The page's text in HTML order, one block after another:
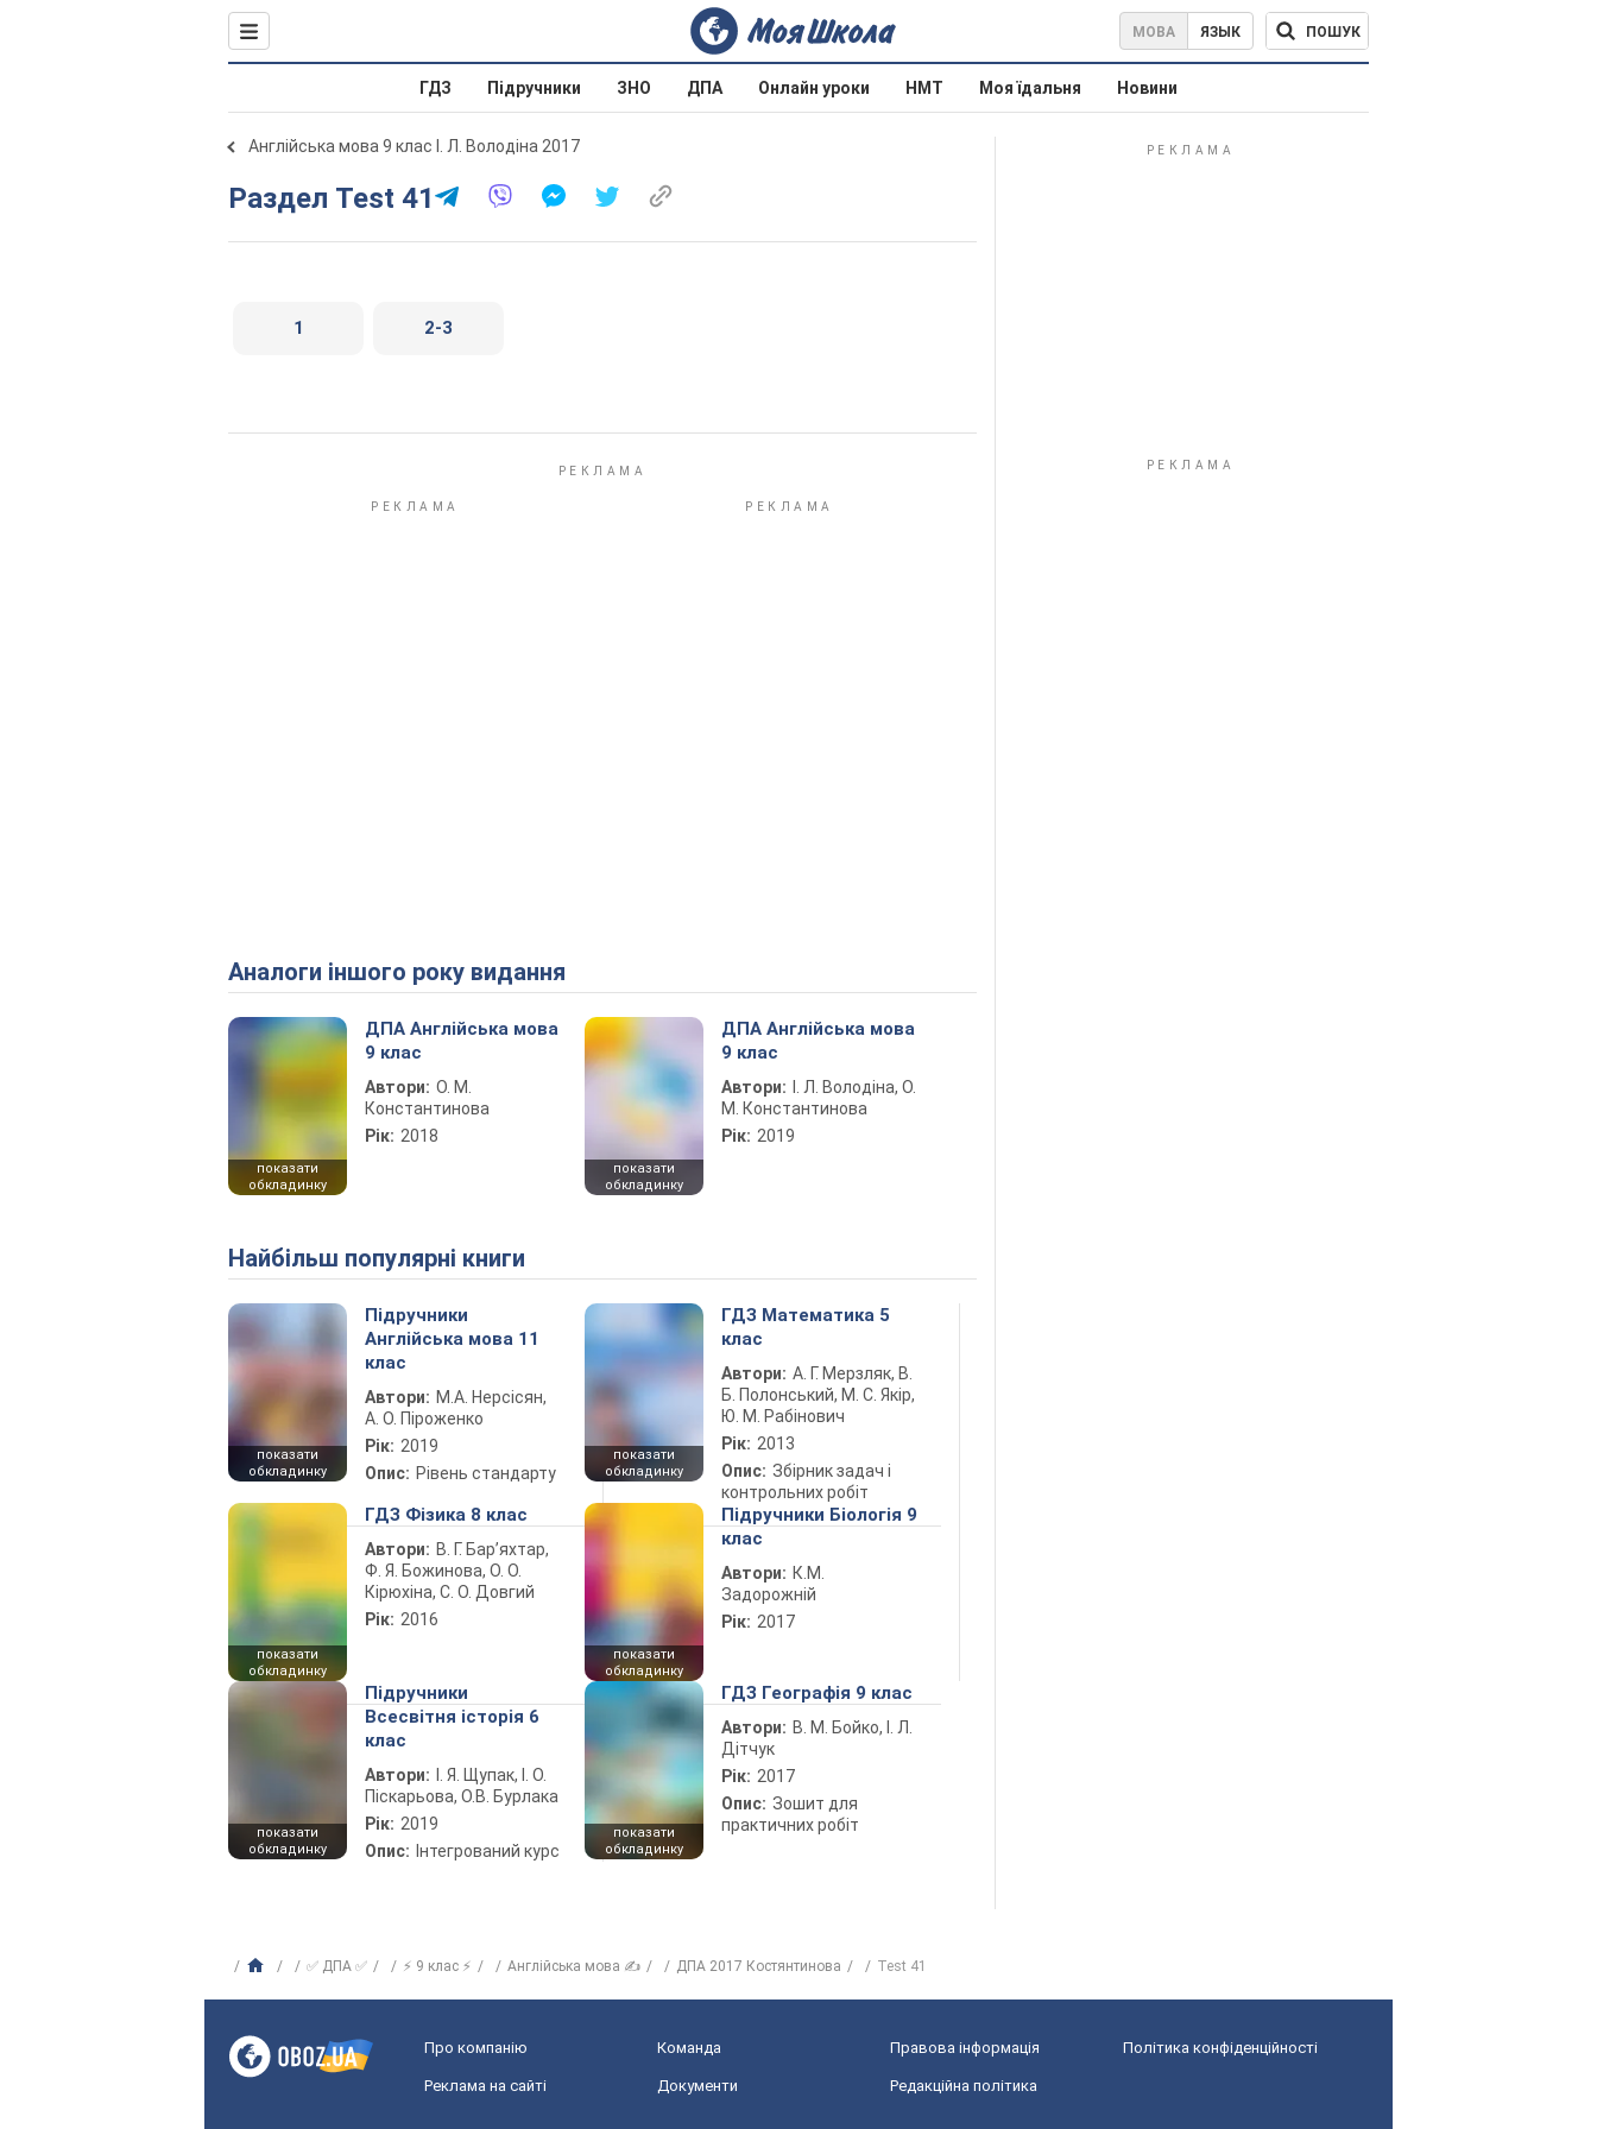
МОВА ЯЗЫК ПОШУК
ГДЗ Підручники ЗНО ДПА Онлайн уроки НМТ Моя їдальня Новини
Англійська мова 9 клас І. Л. Володіна 2017
Раздел Test 41
1 2-3
Аналоги іншого року видання
показати
обкладинку
ДПА Англійська мова
9 клас
Автори: О. М.
Константинова
Рік: 2018
показати
обкладинку
ДПА Англійська мова
9 клас
Автори:
І. Л. Володіна, О.
М. Константинова
Рік: 2019
Найбільш популярні книги
показати
обкладинку
Підручники
Англійська мова 11
клас
Автори: М.А. Нерсісян,
А. О. Піроженко
Рік: 2019
Опис: Рівень стандарту
показати
обкладинку
ГДЗ Математика 5
клас
Автори: А. Г. Мерзляк, В.
Б. Полонський, М. С. Якір,
Ю. М. Рабінович
Рік: 2013
Опис: Збірник задач і
контрольних робіт
показати
обкладинку
ГДЗ Фізика 8 клас
Автори: В. Г. Бар’яхтар,
Ф. Я. Божинова, О. О.
Кірюхіна, С. О. Довгий
Рік: 2016
показати
обкладинку
Підручники Біологія 9
клас
Автори: К.М.
Задорожній
Рік: 2017
показати
обкладинку
Підручники
Всесвітня історія 6
клас
Автори:
І. Я. Щупак, І. О.
Піскарьова, О.В. Бурлака
Рік: 2019
Опис: Інтегрований курс
показати
обкладинку
ГДЗ Географія 9 клас
Автори: В. М. Бойко, І. Л.
Дітчук
Рік: 2017
Опис: Зошит для
практичних робіт
✅ ДПА ✅ ⚡ 9 клас ⚡ Англійська мова ✍ ДПА 2017 Костянтинова Test 41
Про компанію Команда Правова інформація Політика конфіденційності
Реклама на сайті Документи Редакційна політика